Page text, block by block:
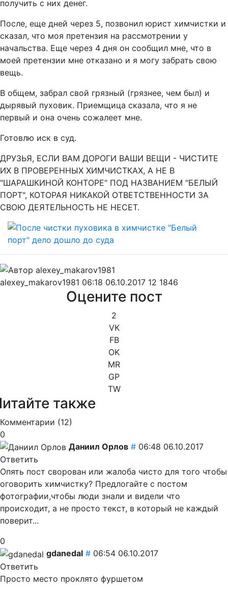
получить с них денег.
После, еще дней через 5, позвонил юрист химчистки и
сказал, что моя претензия на рассмотрении у
начальства. Еще через 4 дня он сообщил мне, что в
моей претензии мне отказано и я могу забрать свою
вещь.
В общем, забрал свой грязный (грязнее, чем был) и
дырявый пуховик. Приемщица сказала, что я не
первый и она очень сожалеет мне.
Готовлю иск в суд.
ДРУЗЬЯ, ЕСЛИ ВАМ ДОРОГИ ВАШИ ВЕЩИ - ЧИСТИТЕ
ИХ В ПРОВЕРЕННЫХ ХИМЧИСТКАХ, А НЕ В
"ШАРАШКИНОЙ КОНТОРЕ" ПОД НАЗВАНИЕМ "БЕЛЫЙ
ПОРТ", КОТОРАЯ НИКАКОЙ ОТВЕТСТВЕННОСТИ ЗА
СВОЮ ДЕЯТЕЛЬНОСТЬ НЕ НЕСЕТ.
alexey_makarov1981 06:18 06.10.2017 12 1846
Оцените пост
2
VK
FB
OK
MR
GP
TW
также
Комментарии (12)
0
Даниил Орлов # 06:48 06.10.2017
Ответить
Опять пост сворован или жалоба чисто для того чтобы
оговорить химчистку? Предлогайте с постом
фотографии,чтобы люди знали и видели что
происходит, а не просто текст, в который не каждый
поверит...
0
gdanedal # 06:54 06.10.2017
Ответить
Просто место проклято фуршетом